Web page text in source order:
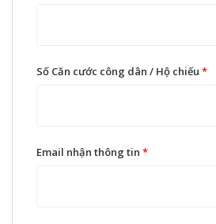
Số Căn cước công dân / Hộ chiếu *
Email nhận thông tin *